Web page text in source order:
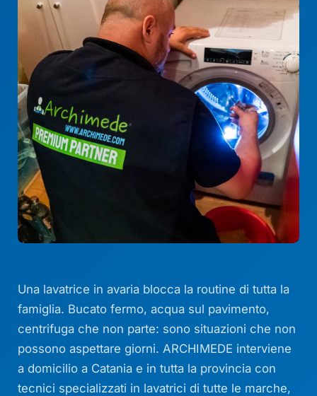
Una lavatrice in avaria blocca la routine di tutta la
famiglia. Bucato fermo, acqua sul pavimento,
centrifuga che non parte: sono situazioni che non
possono aspettare giorni. ARCHIMEDE interviene
a domicilio a Catania e in tutta la provincia con
tecnici specializzati in lavatrici di tutte le marche,